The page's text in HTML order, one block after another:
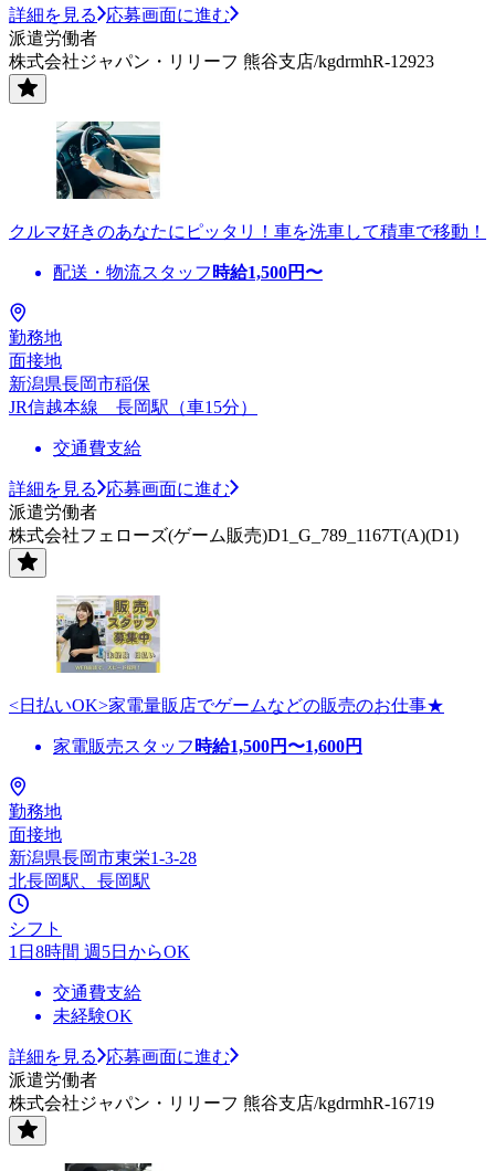
詳細を見る
応募画面に進む
派遣労働者
株式会社ジャパン・リリーフ 熊谷支店/kgdrmhR-12923
クルマ好きのあなたにピッタリ！車を洗車して積車で移動！
配送・物流スタッフ 時給1,500円〜
勤務地
面接地
新潟県長岡市稲保
JR信越本線 長岡駅（車15分）
交通費支給
詳細を見る
応募画面に進む
派遣労働者
株式会社フェローズ(ゲーム販売)D1_G_789_1167T(A)(D1)
<日払いOK>家電量販店でゲームなどの販売のお仕事★
家電販売スタッフ 時給1,500円〜1,600円
勤務地
面接地
新潟県長岡市東栄1-3-28
北長岡駅、長岡駅
シフト
1日8時間 週5日からOK
交通費支給
未経験OK
詳細を見る
応募画面に進む
派遣労働者
株式会社ジャパン・リリーフ 熊谷支店/kgdrmhR-16719